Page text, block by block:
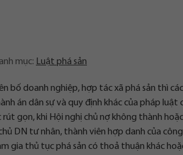
mục: Luật phá sản
bố doanh nghiệp, hợp tác xã phá sản thì
án dân sự và quy định khác của pháp luật
gọn, khi Hội nghị chủ nợ không thành
DN tư nhân, thành viên hợp danh của
thủ tục phá sản có thoả thuận khác